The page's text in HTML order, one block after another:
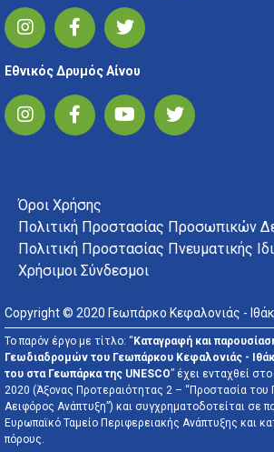
Εθνικός Δρυμός Αίνου
FOOTER MENU
Όροι Χρήσης
Πολιτική Προστασίας Προσωπικών
Πολιτική Προστασίας Πνευματικής
Χρήσιμοι Σύνδεσμοι
Copyright © 2020 Γεωπάρκο Κεφαλονιάς -
Το παρόν έργο με τίτλο: “Καταγραφή και
Γεωδιαδρομών του Γεωπάρκου Κεφαλονιάς -
του στα Γεωπάρκα της UNESCO” έχει ενταχθεί
2020 (Άξονας Προτεραιότητας 2 – “Προστασία του
Αειφόρος Ανάπτυξη”) και συγχρηματοδοτείται σε
Ευρωπαϊκό Ταμείο Περιφερειακής Ανάπτυξης και
πόρους.